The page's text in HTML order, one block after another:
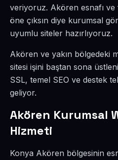
veriyoruz. Akören esnafı ve
öne çıksın diye kurumsal
uyumlu siteler hazırlıyoruz.
Akören ve yakın bölgedeki
sitesi işini baştan sona
SSL, temel SEO ve destek
geliyor.
Akören Kurumsal
Hizmeti
Konya Akören bölgesinin